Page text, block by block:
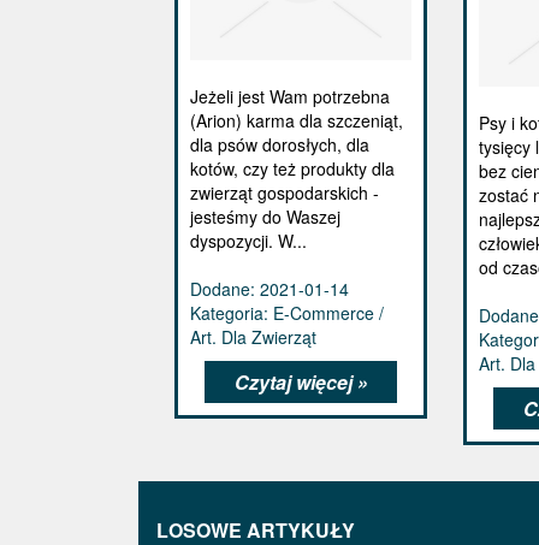
Jeżeli jest Wam potrzebna
(Arion) karma dla szczeniąt,
dla psów dorosłych, dla
kotów, czy też produkty dla
zwierząt gospodarskich -
jesteśmy do Waszej
dyspozycji. W...
Dodane: 2021-01-14
Kategoria: E-Commerce /
Art. Dla Zwierząt
Czytaj więcej »
Psy i
tysięcy
bez
zostać
od
Art.
LOSOWE ARTYKUŁY